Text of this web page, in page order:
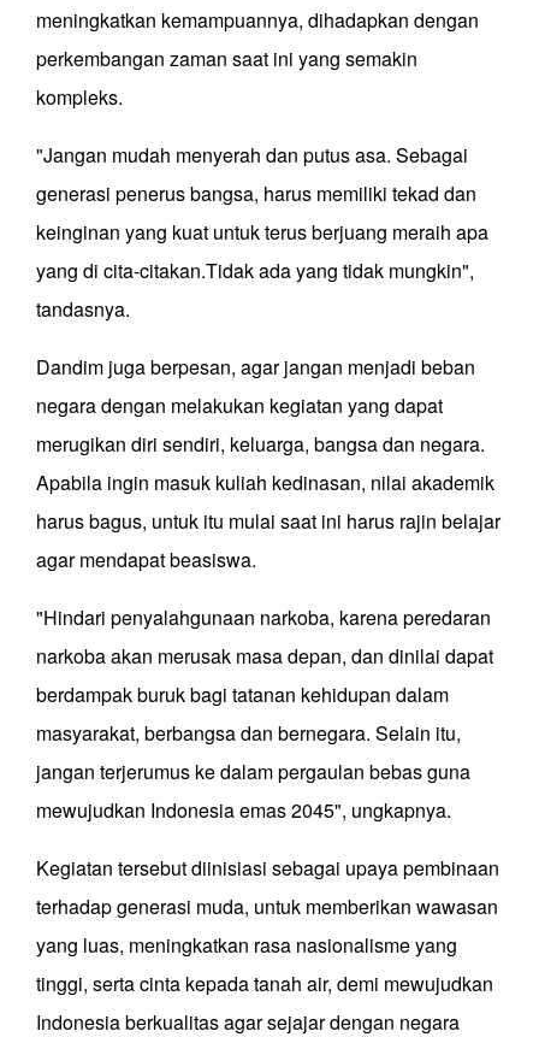
meningkatkan kemampuannya, dihadapkan dengan
perkembangan zaman saat ini yang semakin
kompleks.
"Jangan mudah menyerah dan putus asa. Sebagai
generasi penerus bangsa, harus memiliki tekad dan
keinginan yang kuat untuk terus berjuang meraih apa
yang di cita-citakan.Tidak ada yang tidak mungkin",
tandasnya.
Dandim juga berpesan, agar jangan menjadi beban
negara dengan melakukan kegiatan yang dapat
merugikan diri sendiri, keluarga, bangsa dan negara.
Apabila ingin masuk kuliah kedinasan, nilai akademik
harus bagus, untuk itu mulai saat ini harus rajin belajar
agar mendapat beasiswa.
"Hindari penyalahgunaan narkoba, karena peredaran
narkoba akan merusak masa depan, dan dinilai dapat
berdampak buruk bagi tatanan kehidupan dalam
masyarakat, berbangsa dan bernegara. Selain itu,
jangan terjerumus ke dalam pergaulan bebas guna
mewujudkan Indonesia emas 2045", ungkapnya.
Kegiatan tersebut diinisiasi sebagai upaya pembinaan
terhadap generasi muda, untuk memberikan wawasan
yang luas, meningkatkan rasa nasionalisme yang
tinggi, serta cinta kepada tanah air, demi mewujudkan
Indonesia berkualitas agar sejajar dengan negara